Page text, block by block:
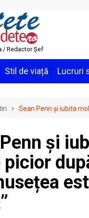
/ Redactor Șef
Stil de viață Lucruri
Sean Penn și iubita
și
picior